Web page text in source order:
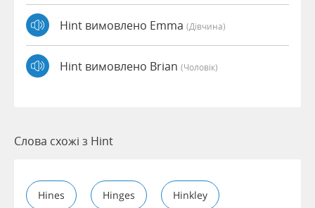
Hint вимовлено Emma (дівчина)
Hint вимовлено Brian (чоловік)
Слова схожі з Hint
Hines Hinges Hinkley